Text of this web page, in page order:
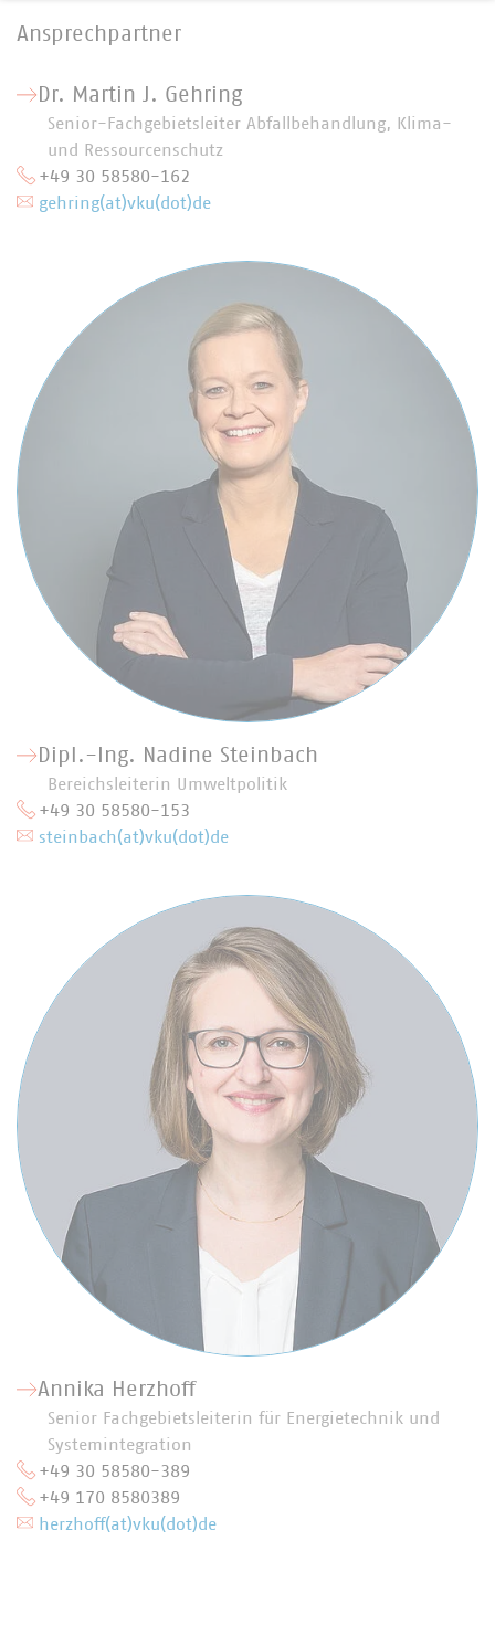
Ansprechpartner
Dr. Martin J. Gehring
Senior-Fachgebietsleiter Abfallbehandlung, Klima-
und Ressourcenschutz
+49 30 58580-162
gehring(at)vku(dot)de
Dipl.-Ing. Nadine Steinbach
Bereichsleiterin Umweltpolitik
+49 30 58580-153
steinbach(at)vku(dot)de
Annika Herzhoff
Senior Fachgebietsleiterin für Energietechnik und
Systemintegration
+49 30 58580-389
+49 170 8580389
herzhoff(at)vku(dot)de